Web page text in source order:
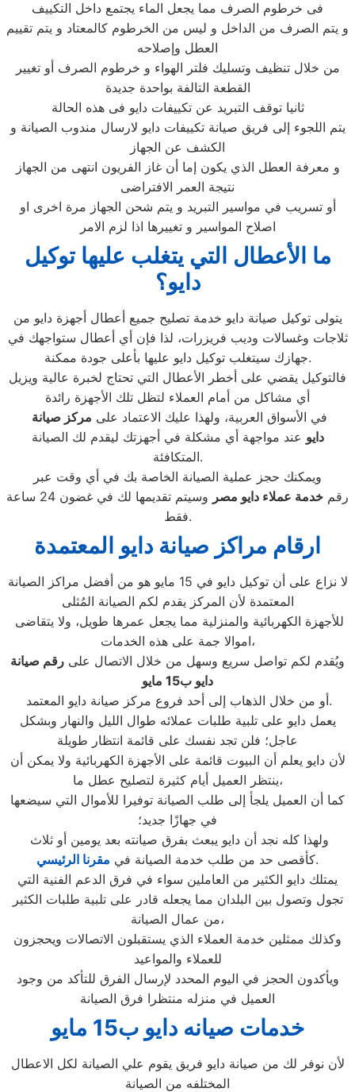
فى خرطوم الصرف مما يجعل الماء يجتمع داخل التكييف
و يتم الصرف من الداخل و ليس من الخرطوم كالمعتاد و يتم تقييم
العطل وإصلاحه
من خلال تنظيف وتسليك فلتر الهواء و خرطوم الصرف أو تغيير
القطعة التالفة بواحدة جديدة
ثانيا توقف التبريد عن تكييفات دايو فى هذه الحالة
يتم اللجوء إلى فريق صيانة تكييفات دايو لارسال مندوب الصيانة و
الكشف عن الجهاز
و معرفة العطل الذي يكون إما أن غاز الفريون انتهى من الجهاز
نتيجة العمر الافتراضى
أو تسريب في مواسير التبريد و يتم شحن الجهاز مرة اخرى او
اصلاح المواسير و تغييرها اذا لزم الامر
ما الأعطال التي يتغلب عليها توكيل
دايو؟
يتولى توكيل صيانة دايو خدمة تصليح جميع أعطال أجهزة دايو من
ثلاجات وغسالات وديب فريزرات، لذا فإن أي أعطال ستواجهك في
جهازك سيتغلب توكيل دايو عليها بأعلى جودة ممكنة.
فالتوكيل يقضي على أخطر الأعطال التي تحتاج لخبرة عالية ويزيل
أي مشاكل من أمام العملاء لتظل تلك الأجهزة رائدة
في الأسواق العربية، ولهذا عليك الاعتماد على مركز صيانة
دايو عند مواجهة أي مشكلة في أجهزتك ليقدم لك الصيانة
المتكافئة.
ويمكنك حجز عملية الصيانة الخاصة بك في أي وقت عبر
رقم خدمة عملاء دايو مصر
وسيتم تقديمها لك في غضون 24 ساعة
فقط.
ارقام مراكز صيانة دايو المعتمدة
لا نزاع على أن توكيل دايو في 15 مايو هو من أفضل مراكز الصيانة
المعتمدة لأن المركز يقدم لكم الصيانة المُثلى
اموالا جمة على هذه الخدمات،
ويُقدم لكم تواصل سريع وسهل من خلال الاتصال على رقم صيانة
دايو ب15 مايو
أو من خلال الذهاب إلى أحد فروع مركز صيانة دايو المعتمد.
يعمل دايو على تلبية طلبات عملائه طوال الليل والنهار وبشكل
عاجل؛ فلن تجد نفسك على قائمة انتظار طويلة
لأن دايو يعلم أن البيوت قائمة على الأجهزة الكهربائية ولا يمكن أن
ينتظر العميل أيام كثيرة لتصليح عطل ما،
كما أن العميل يلجأ إلى طلب الصيانة توفيرا للأموال التي سيضعها
في جهازًا جديد؛
كأقصى حد من طلب خدمة الصيانة في مقرنا الرئيسي
.
يمتلك دايو الكثير من العاملين سواء في فرق الدعم الفنية التي
تجول وتصول بين البلدان مما يجعله قادر على تلبية طلبات الكثير
من عمال الصيانة،
وكذلك ممثلين خدمة العملاء الذي يستقبلون الاتصالات ويحجزون
للعملاء والمواعيد
ويأكدون الحجز في اليوم المحدد لإرسال الفرق للتأكد من وجود
العميل في منزله منتظرا فرق الصيانة
خدمات صيانه دايو ب15 مايو
لأن نوفر لك من صيانة دايو فريق يقوم علي الصيانة لكل الاعطال
المختلفه من الصيانة